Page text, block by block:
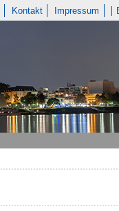
Kontakt Impressum